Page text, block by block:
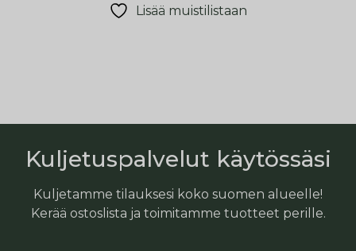
Lisää muistilistaan
Kuljetuspalvelut käytössäsi
Kuljetamme tilauksesi koko suomen alueelle!
Kerää ostoslista ja toimitamme tuotteet perille.